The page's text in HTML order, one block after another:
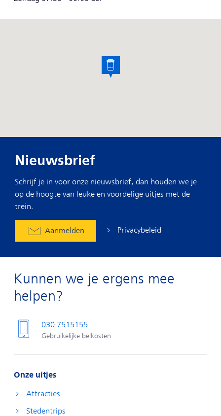
Nieuwsbrief
Schrijf je in voor onze nieuwsbrief, dan houden we je
op de hoogte van leuke en voordelige uitjes met de
trein.
Aanmelden Privacybeleid
Kunnen we je ergens mee
helpen?
030 7515155
Gebruikelijke belkosten
Onze uitjes
Attracties
Stedentrips